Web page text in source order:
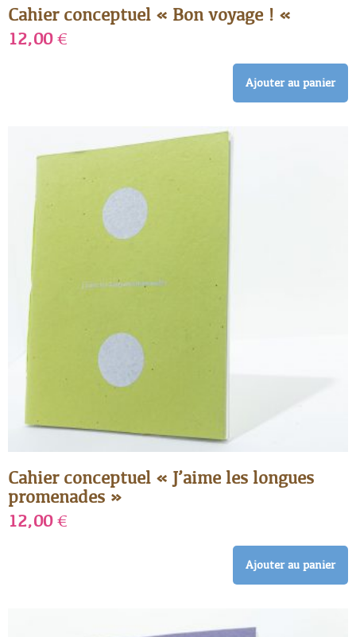
Cahier conceptuel « Bon voyage ! «
12,00€
Ajouter au panier
Cahier conceptuel « J’aime les longues
promenades »
12,00€
Ajouter au panier